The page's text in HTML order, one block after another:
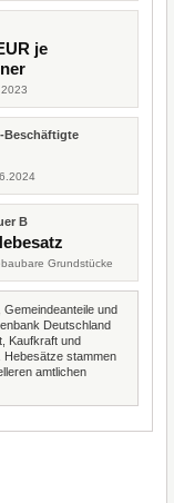
je
Beschäftigte
B
Grundstücke
und
Deutschland
Kaufkraft und
Hebesätze stammen
amtlichen